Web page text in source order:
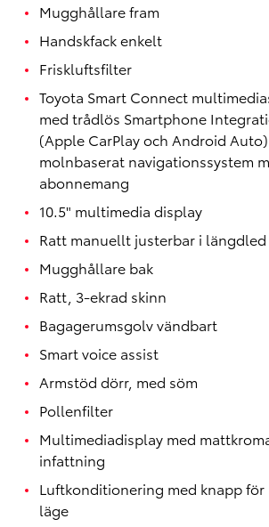
Mugghållare fram
Handskfack enkelt
Friskluftsfilter
Toyota Smart Connect
med trådlös Smartphone
(Apple CarPlay och Android
molnbaserat navigationssystem
abonnemang
10.5" multimedia display
Ratt manuellt justerbar i längdled
Mugghållare bak
Ratt, 3-ekrad skinn
Bagagerumsgolv vändbart
Smart voice assist
Armstöd dörr, med söm
Pollenfilter
Multimediadisplay med
infattning
Luftkonditionering med knapp för
läge